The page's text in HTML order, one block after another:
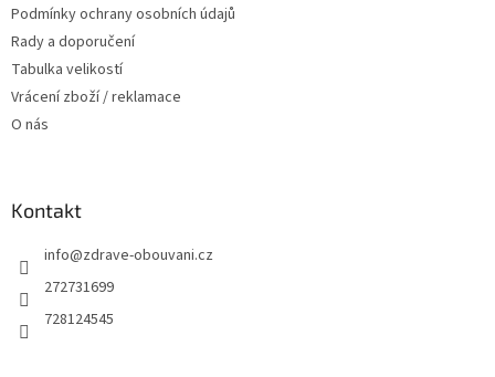
Podmínky ochrany osobních údajů
Rady a doporučení
Tabulka velikostí
Vrácení zboží / reklamace
O nás
Kontakt
info@zdrave-obouvani.cz
272731699
728124545